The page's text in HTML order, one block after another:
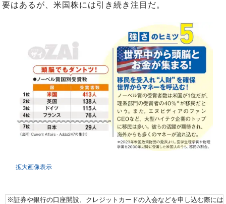
要はあるが、米国株には引き続き注目だ。
拡大画像表示
※証券や銀行の口座開設、クレジットカードの入会などを申し込む際には